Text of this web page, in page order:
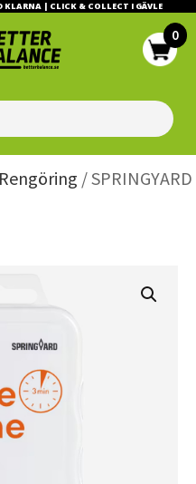
KLARNA | CLICK & COLLECT I GÄVLE
Rengöring / SPRINGYARD